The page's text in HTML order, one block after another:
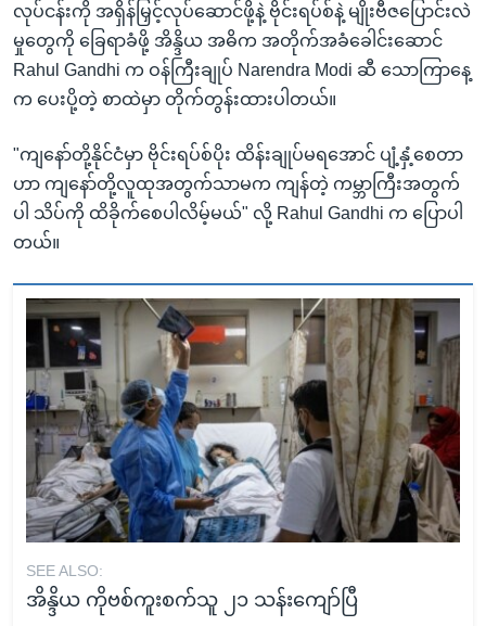
လုပ်ငန်းကို အရှိန်မြှင့်လုပ်ဆောင်ဖို့နဲ့ ဗိုင်းရပ်စ်နဲ့ မျိုးဗီဇပြောင်းလဲ
မှုတွေကို ခြေရာခံဖို့ အိန္ဒိယ အဓိက အတိုက်အခံခေါင်းဆောင်
Rahul Gandhi က ဝန်ကြီးချုပ် Narendra Modi ဆီ သောကြာနေ့
က ပေးပို့တဲ့ စာထဲမှာ တိုက်တွန်းထားပါတယ်။
"ကျနော်တို့နိုင်ငံမှာ ဗိုင်းရပ်စ်ပိုး ထိန်းချုပ်မရအောင် ပျံ့နှံ့စေတာ
ဟာ ကျနော်တို့လူထုအတွက်သာမက ကျန်တဲ့ ကမ္ဘာကြီးအတွက်
ပါ သိပ်ကို ထိခိုက်စေပါလိမ့်မယ်" လို့ Rahul Gandhi က ပြောပါ
တယ်။
SEE ALSO:
အိန္ဒိယ ကိုဗစ်ကူးစက်သူ ၂၁ သန်းကျော်ပြီ